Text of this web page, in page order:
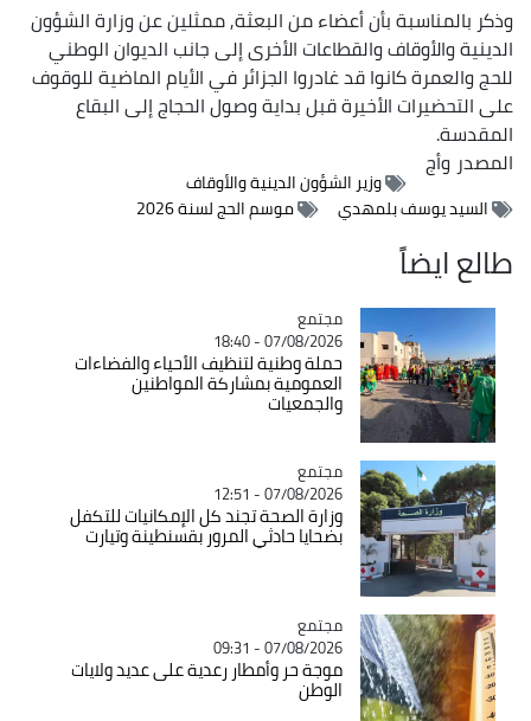
وذكر بالمناسبة بأن أعضاء من البعثة, ممثلين عن وزارة الشؤون
الدينية والأوقاف والقطاعات الأخرى إلى جانب الديوان الوطني
للحج والعمرة كانوا قد غادروا الجزائر في الأيام الماضية للوقوف
على التحضيرات الأخيرة قبل بداية وصول الحجاج إلى البقاع
المقدسة.
المصدروأج
وزير الشؤون الدينية والأوقاف
السيد يوسف بلمهدي
موسم الحج لسنة 2026
طالع ايضاً
Catégorie
مجتمع
07/08/2026 - 18:40
حملة وطنية لتنظيف الأحياء والفضاءات
العمومية بمشاركة المواطنين
والجمعيات
Catégorie
مجتمع
07/08/2026 - 12:51
وزارة الصحة تجند كل الإمكانيات للتكفل
بضحايا حادثي المرور بقسنطينة وتيارت
Catégorie
مجتمع
07/08/2026 - 09:31
موجة حر وأمطار رعدية على عديد ولايات
الوطن